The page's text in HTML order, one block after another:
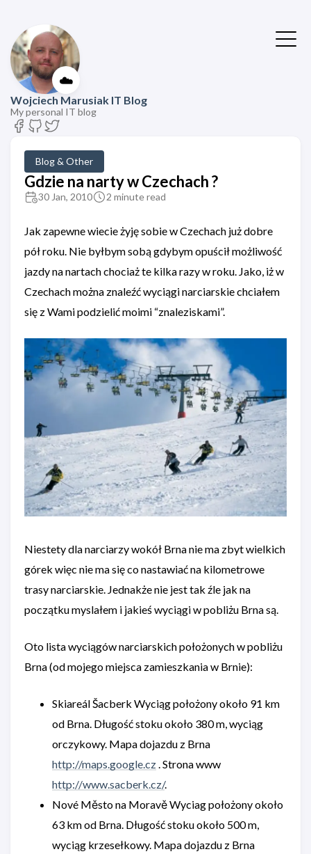
☁️
Wojciech Marusiak IT Blog
My personal IT blog
Blog & Other
Gdzie na narty w Czechach ?
30 Jan, 2010 2 minute read
Jak zapewne wiecie żyję sobie w Czechach już dobre
pół roku. Nie byłbym sobą gdybym opuścił możliwość
jazdy na nartach chociaż te kilka razy w roku. Jako, iż w
Czechach można znaleźć wyciągi narciarskie chciałem
się z Wami podzielić moimi “znaleziskami”.
Niestety dla narciarzy wokół Brna nie ma zbyt wielkich
górek więc nie ma się co nastawiać na kilometrowe
trasy narciarskie. Jednakże nie jest tak źle jak na
początku myslałem i jakieś wyciągi w pobliżu Brna są.
Oto lista wyciągów narciarskich położonych w pobliżu
Brna (od mojego miejsca zamieszkania w Brnie):
Skiareál Šacberk Wyciąg położony około 91 km
od Brna. Długość stoku około 380 m, wyciąg
orczykowy. Mapa dojazdu z Brna
http://maps.google.cz . Strona www
http://www.sacberk.cz/.
Nové Město na Moravě Wyciag położony około
63 km od Brna. Długość stoku około 500 m,
wyciąg krzesełkowy. Mapa dojazdu z Brna